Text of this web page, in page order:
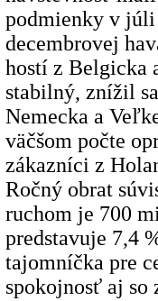
podmienky v júli
decembrovej
hostí z Belgicka
stabilný, znížil
Nemecka a
väčšom počte
zákazníci z
Ročný obrat
ruchom je 700
predstavuje 7,4
tajomníčka pre
spokojnosť aj so